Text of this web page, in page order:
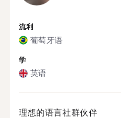
流利
葡萄牙语
学
英语
理想的语言社群伙伴